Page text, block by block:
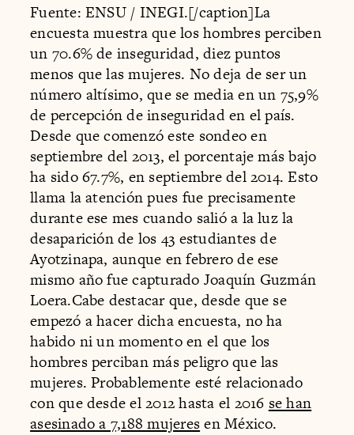
Fuente: ENSU / INEGI.[/caption]La
encuesta muestra que los hombres perciben
un 70.6% de inseguridad, diez puntos
menos que las mujeres. No deja de ser un
número altísimo, que se media en un 75,9%
de percepción de inseguridad en el país.
Desde que comenzó este sondeo en
septiembre del 2013, el porcentaje más bajo
ha sido 67.7%, en septiembre del 2014. Esto
llama la atención pues fue precisamente
durante ese mes cuando salió a la luz la
desaparición de los 43 estudiantes de
Ayotzinapa, aunque en febrero de ese
mismo año fue capturado Joaquín Guzmán
Loera.Cabe destacar que, desde que se
empezó a hacer dicha encuesta, no ha
habido ni un momento en el que los
hombres perciban más peligro que las
mujeres. Probablemente esté relacionado
con que desde el 2012 hasta el 2016 se han
asesinado a 7,188 mujeresen México.